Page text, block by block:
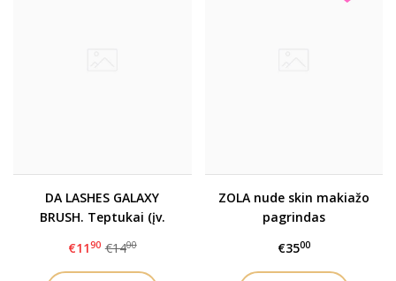
DA LASHES GALAXY
BRUSH. Teptukai (įv.
€1190 €1400
ZOLA nude skin makiažo
pagrindas
€3500